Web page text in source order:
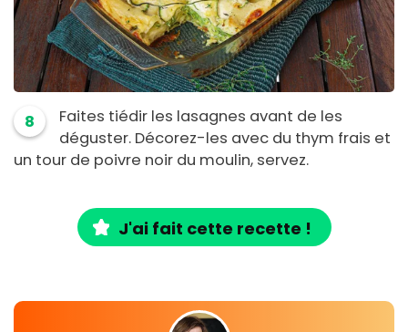
8
Faites tiédir les lasagnes avant de les
déguster. Décorez-les avec du thym frais et
un tour de poivre noir du moulin, servez.
J'ai fait cette recette !